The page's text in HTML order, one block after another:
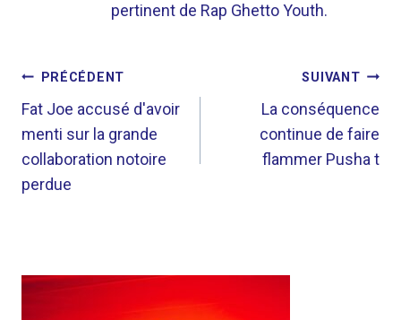
pertinent de Rap Ghetto Youth.
NAVIGATION
DE
L’ARTICLE
PRÉCÉDENT
Fat Joe accusé d'avoir
menti sur la grande
collaboration notoire
perdue
SUIVANT
La conséquence
continue de faire
flammer Pusha t